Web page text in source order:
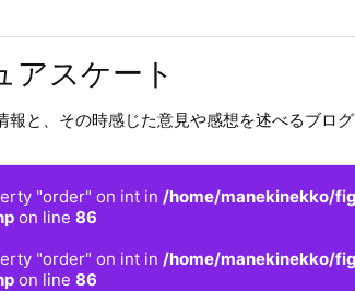
アスケート
と、その時感じた意見や感想を述べるブログ
"order" on int in /home/manekinekko/
on line 86
"order" on int in /home/manekinekko/
on line 86